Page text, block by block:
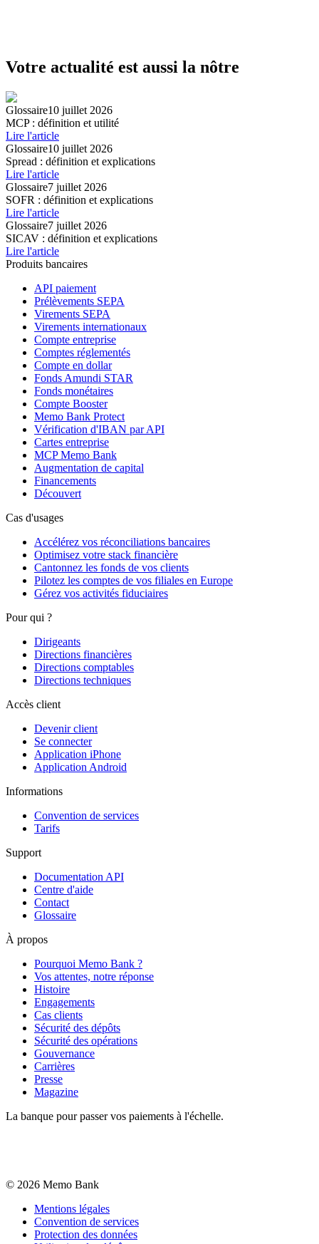
Votre actualité est aussi la nôtre
Glossaire10 juillet 2026
MCP : définition et utilité
Lire l'article
Glossaire10 juillet 2026
Spread : définition et explications
Lire l'article
Glossaire7 juillet 2026
SOFR : définition et explications
Lire l'article
Glossaire7 juillet 2026
SICAV : définition et explications
Lire l'article
Produits bancaires
API paiement
Prélèvements SEPA
Virements SEPA
Virements internationaux
Compte entreprise
Comptes réglementés
Compte en dollar
Fonds Amundi STAR
Fonds monétaires
Compte Booster
Memo Bank Protect
Vérification d'IBAN par API
Cartes entreprise
MCP Memo Bank
Augmentation de capital
Financements
Découvert
Cas d'usages
Accélérez vos réconciliations bancaires
Optimisez votre stack financière
Cantonnez les fonds de vos clients
Pilotez les comptes de vos filiales en Europe
Gérez vos activités fiduciaires
Pour qui ?
Dirigeants
Directions financières
Directions comptables
Directions techniques
Accès client
Devenir client
Se connecter
Application iPhone
Application Android
Informations
Convention de services
Tarifs
Support
Documentation API
Centre d'aide
Contact
Glossaire
À propos
Pourquoi Memo Bank ?
Vos attentes, notre réponse
Histoire
Engagements
Cas clients
Sécurité des dépôts
Sécurité des opérations
Gouvernance
Carrières
Presse
Magazine
La banque pour passer vos paiements à l'échelle.
© 2026 Memo Bank
Mentions légales
Convention de services
Protection des données